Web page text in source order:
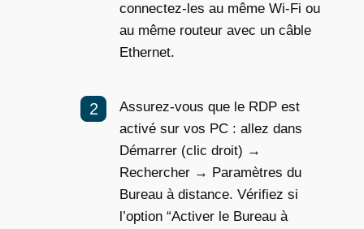
connectez-les au même Wi-Fi ou
au même routeur avec un câble
Ethernet.
Assurez-vous que le RDP est
activé sur vos PC : allez dans
Démarrer (clic droit) →
Rechercher → Paramètres du
Bureau à distance. Vérifiez si
l’option “Activer le Bureau à